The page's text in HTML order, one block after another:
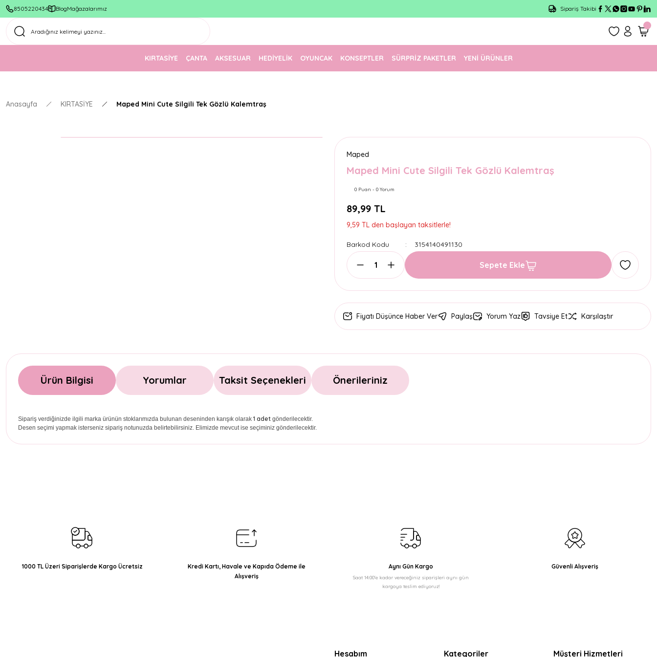
8505220434 BlogMağazalarımız
1500 TL Üzeri Ücretsiz Kargo
Sipariş Takibi
KIRTASİYE ÇANTA AKSESUAR HEDİYELİK OYUNCAK KONSEPTLER SÜRPRİZ PAKETLER YENİ ÜRÜNLER
Anasayfa KIRTASİYE Maped Mini Cute Silgili Tek Gözlü Kalemtraş
Maped
Maped Mini Cute Silgili Tek Gözlü Kalemtraş
0 Puan - 0 Yorum
89,99 TL
9,59 TL den başlayan taksitlerle!
Barkod Kodu 3154140491130
Sepete Ekle
Fiyatı Düşünce Haber Ver Paylaş Yorum Yaz Tavsiye Et Karşılaştır
Ürün Bilgisi Yorumlar Taksit Seçenekleri Önerileriniz
Sipariş verdiğinizde ilgili marka ürünün stoklarımızda bulunan deseninden karışık olarak 1 adet gönderilecektir.
Desen seçimi yapmak isterseniz sipariş notunuzda belirtebilirsiniz. Elimizde mevcut ise seçiminiz gönderilecektir.
Ürün fiyatı diğer sitelerden daha pahalı.
Bu ürüne benzer farklı alternatifler olmalı.
1000 TL Üzeri Siparişlerde Kargo Ücretsiz
Kredi Kartı, Havale ve Kapıda Ödeme ile
Alışveriş
Aynı Gün Kargo
Saat 14:00'e kadar vereceğiniz siparişleri aynı gün
kargoya teslim ediyoruz!
Güvenli Alışveriş
Hesabım Kategoriler Müşteri Hizmetleri